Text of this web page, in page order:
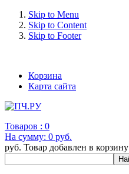
Skip to Menu
Skip to Content
Skip to Footer
Корзина
Карта сайта
Товаров : 0
На сумму: 0 руб.
руб. Товар добавлен в корзину